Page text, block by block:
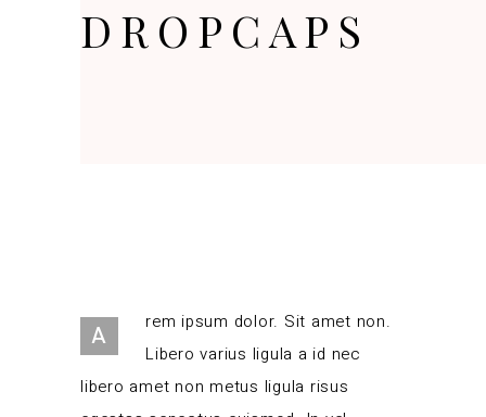
DROPCAPS
A
rem ipsum dolor. Sit amet non.
Libero varius ligula a id nec
libero amet non metus ligula risus